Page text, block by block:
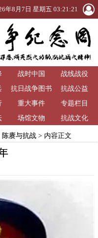
年8月7日 星期五 03:21:22
战时中国
战线战役
抗日战争图书
馆
抗战公益
重大事件
专题栏目
场馆文物 抗战文化
陈赓与抗战> 内容正文